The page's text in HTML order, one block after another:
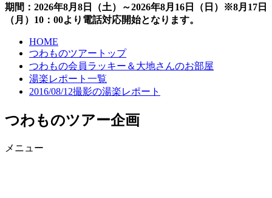
期間：2026年8月8日（土）～2026年8月16日（日）※8月17日
（月）10：00より電話対応開始となります。
HOME
つわものツアートップ
つわもの会員ラッキー＆大地さんのお部屋
湯楽レポート一覧
2016/08/12撮影の湯楽レポート
つわものツアー企画
メニュー